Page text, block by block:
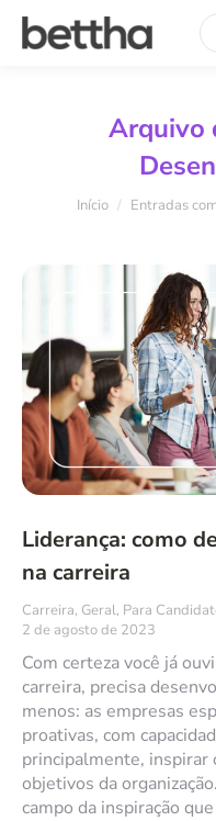
Arquivo
Você está aqui:
Início Entradas
Liderança: como
na carreira
Carreira, Geral, Para
2 de agosto de 2023
Com certeza você já
carreira, precisa
menos: as empresas
proativas, com
principalmente, inspirar
objetivos da
campo da inspiração